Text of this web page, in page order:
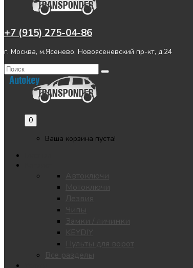
+7 (915) 275-04-86
г. Москва, м.Ясенево, Новоясеневский пр-кт, д.24
0
Ваша корзина пуста!
Автоключи
Мотоключи
Лезвия
Замки / личинки
KEYDIY
Пульты для ворот
Все разделы